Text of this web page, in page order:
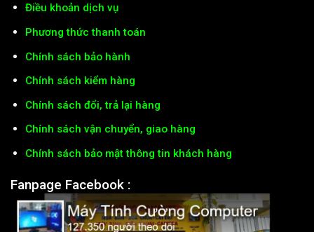
Điều khoản dịch vụ
Phương thức thanh toán
Chính sách bảo hành
Chính sách kiểm hàng
Chính sách đổi, trả lại hàng
Chính sách vận chuyển, giao hàng
Chính sách bảo mật thông tin khách hàng
Fanpage Facebook :